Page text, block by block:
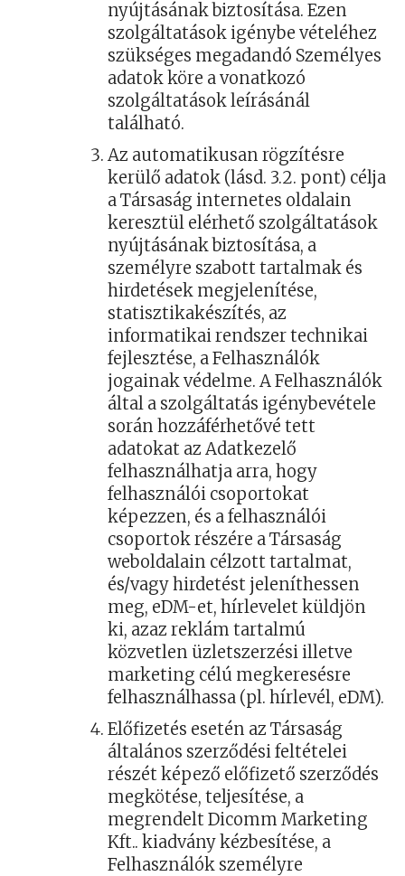
nyújtásának biztosítása. Ezen
szolgáltatások igénybe vételéhez
szükséges megadandó Személyes
adatok köre a vonatkozó
szolgáltatások leírásánál
található.
Az automatikusan rögzítésre
kerülő adatok (lásd. 3.2. pont) célja
a Társaság internetes oldalain
keresztül elérhető szolgáltatások
nyújtásának biztosítása, a
személyre szabott tartalmak és
hirdetések megjelenítése,
statisztikakészítés, az
informatikai rendszer technikai
fejlesztése, a Felhasználók
jogainak védelme. A Felhasználók
által a szolgáltatás igénybevétele
során hozzáférhetővé tett
adatokat az Adatkezelő
felhasználhatja arra, hogy
felhasználói csoportokat
képezzen, és a felhasználói
csoportok részére a Társaság
weboldalain célzott tartalmat,
és/vagy hirdetést jeleníthessen
meg, eDM-et, hírlevelet küldjön
ki, azaz reklám tartalmú
közvetlen üzletszerzési illetve
marketing célú megkeresésre
felhasználhassa (pl. hírlevél, eDM).
Előfizetés esetén az Társaság
általános szerződési feltételei
részét képező előfizető szerződés
megkötése, teljesítése, a
megrendelt Dicomm Marketing
Kft.. kiadvány kézbesítése, a
Felhasználók személyre